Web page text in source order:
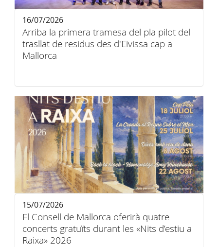
Arriba la primera tramesa del pla pilot del
trasllat de residus des d'Eivissa cap a
Mallorca
16/07/2026
El Consell de Mallorca oferirà quatre
concerts gratuïts durant les «Nits d’estiu a
Raixa» 2026
15/07/2026